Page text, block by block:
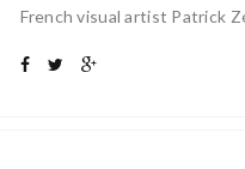
French visual artist Patrick